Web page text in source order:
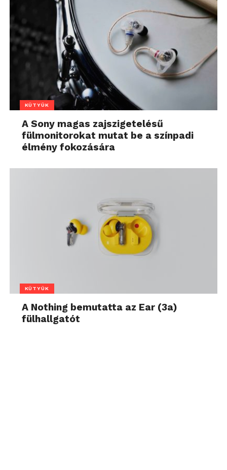
KÜTYÜK
A Sony magas zajszigetelésű
fülmonitorokat mutat be a színpadi
élmény fokozására
KÜTYÜK
A Nothing bemutatta az Ear (3a)
fülhallgatót